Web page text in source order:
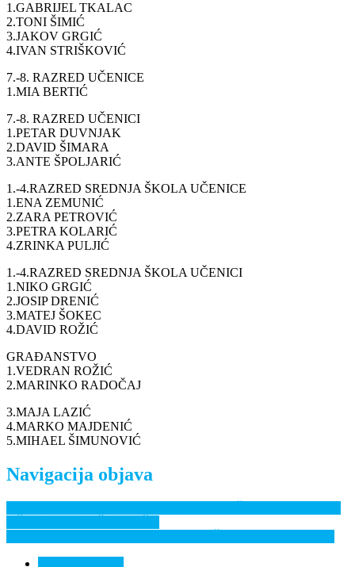
1.GABRIJEL TKALAC
2.TONI ŠIMIĆ
3.JAKOV GRGIĆ
4.IVAN STRIŠKOVIĆ
7.-8. RAZRED UČENICE
1.MIA BERTIĆ
7.-8. RAZRED UČENICI
1.PETAR DUVNJAK
2.DAVID ŠIMARA
3.ANTE ŠPOLJARIĆ
1.-4.RAZRED SREDNJA ŠKOLA UČENICE
1.ENA ZEMUNIĆ
2.ZARA PETROVIĆ
3.PETRA KOLARIĆ
4.ZRINKA PULJIĆ
1.-4.RAZRED SREDNJA ŠKOLA UČENICI
1.NIKO GRGIĆ
2.JOSIP DRENIĆ
3.MATEJ ŠOKEC
4.DAVID ROŽIĆ
GRAĐANSTVO
1.VEDRAN ROŽIĆ
2.MARINKO RADOČAJ
3.MAJA LAZIĆ
4.MARKO MAJDENIĆ
5.MIHAEL ŠIMUNOVIĆ
Navigacija objava